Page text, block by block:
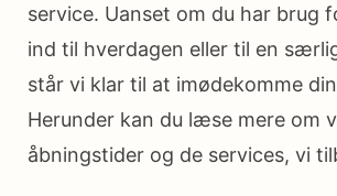
service. Uanset om du har brug
ind til hverdagen eller til en
står vi klar til at imødekomme
Herunder kan du læse mere om
åbningstider og de services, vi